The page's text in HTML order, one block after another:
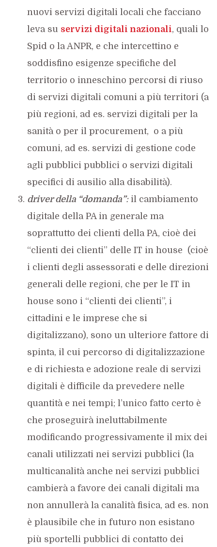
nuovi servizi digitali locali che facciano
leva su servizi digitali nazionali, quali lo
Spid o la ANPR, e che intercettino e
soddisfino esigenze specifiche del
territorio o inneschino percorsi di riuso
di servizi digitali comuni a più territori (a
più regioni, ad es. servizi digitali per la
sanità o per il procurement, o a più
comuni, ad es. servizi di gestione code
agli pubblici pubblici o servizi digitali
specifici di ausilio alla disabilità).
driver della “domanda”:il cambiamento
digitale della PA in generale ma
soprattutto dei clienti della PA, cioè dei
“clienti dei clienti” delle IT in house (cioè
i clienti degli assessorati e delle direzioni
generali delle regioni, che per le IT in
house sono i “clienti dei clienti”, i
cittadini e le imprese che si
digitalizzano), sono un ulteriore fattore di
spinta, il cui percorso di digitalizzazione
e di richiesta e adozione reale di servizi
digitali è difficile da prevedere nelle
quantità e nei tempi; l’unico fatto certo è
che proseguirà ineluttabilmente
modificando progressivamente il mix dei
canali utilizzati nei servizi pubblici (la
multicanalità anche nei servizi pubblici
cambierà a favore dei canali digitali ma
non annullerà la canalità fisica, ad es. non
è plausibile che in futuro non esistano
più sportelli pubblici di contatto dei